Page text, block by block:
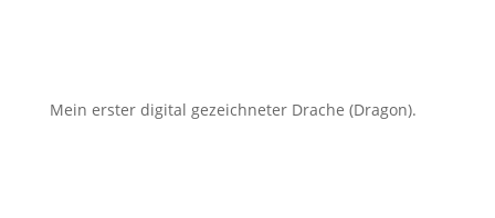
Mein erster digital gezeichneter Drache (Dragon).